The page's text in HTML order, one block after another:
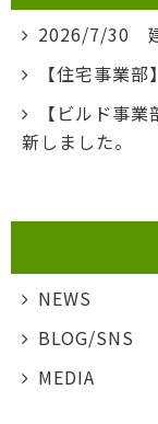
2026/7/30
【住宅事業
【ビルド事
新しました。
NEWS
BLOG/SNS
MEDIA